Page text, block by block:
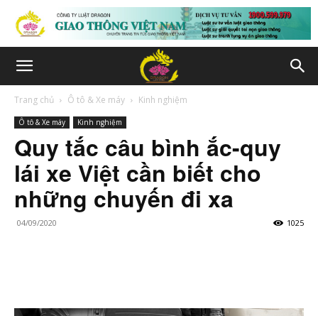
Trang chủ Ô tô & Xe máy Kinh nghiệm
Ô tô & Xe máy Kinh nghiệm
Quy tắc câu bình ắc-quy
lái xe Việt cần biết cho
những chuyến đi xa
04/09/2020 1025